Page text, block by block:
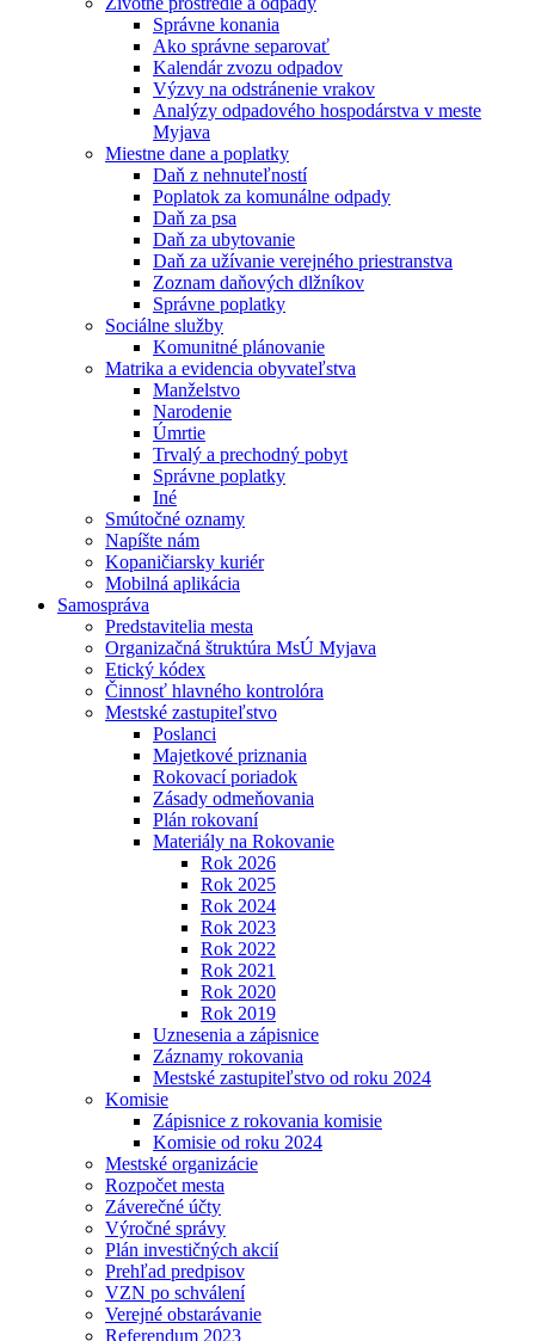
Správne konania
Ako správne separovať
Kalendár zvozu odpadov
Výzvy na odstránenie vrakov
Analýzy odpadového hospodárstva v meste
Myjava
Miestne dane a poplatky
Daň z nehnuteľností
Poplatok za komunálne odpady
Daň za psa
Daň za ubytovanie
Daň za užívanie verejného priestranstva
Zoznam daňových dlžníkov
Správne poplatky
Sociálne služby
Komunitné plánovanie
Matrika a evidencia obyvateľstva
Manželstvo
Narodenie
Úmrtie
Trvalý a prechodný pobyt
Správne poplatky
Iné
Smútočné oznamy
Napíšte nám
Kopaničiarsky kuriér
Mobilná aplikácia
Samospráva
Predstavitelia mesta
Organizačná štruktúra MsÚ Myjava
Etický kódex
Činnosť hlavného kontrolóra
Mestské zastupiteľstvo
Poslanci
Majetkové priznania
Rokovací poriadok
Zásady odmeňovania
Plán rokovaní
Materiály na Rokovanie
Rok 2026
Rok 2025
Rok 2024
Rok 2023
Rok 2022
Rok 2021
Rok 2020
Rok 2019
Uznesenia a zápisnice
Záznamy rokovania
Mestské zastupiteľstvo od roku 2024
Komisie
Zápisnice z rokovania komisie
Komisie od roku 2024
Mestské organizácie
Rozpočet mesta
Záverečné účty
Výročné správy
Plán investičných akcií
Prehľad predpisov
VZN po schválení
Verejné obstarávanie
Referendum 2023